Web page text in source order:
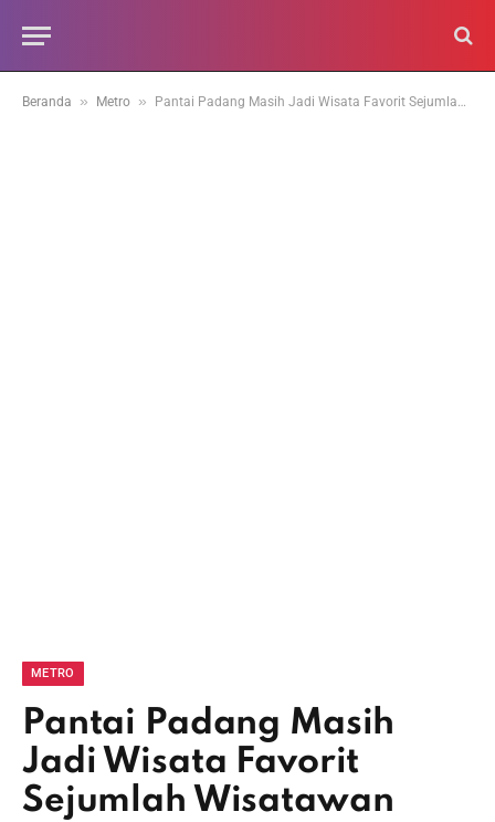
Beranda » Metro » Pantai Padang Masih Jadi Wisata Favorit Sejumlah Wisatawan
METRO
Pantai Padang Masih
Jadi Wisata Favorit
Sejumlah Wisatawan